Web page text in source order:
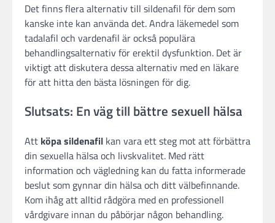
Det finns flera alternativ till sildenafil för dem som
kanske inte kan använda det. Andra läkemedel som
tadalafil och vardenafil är också populära
behandlingsalternativ för erektil dysfunktion. Det är
viktigt att diskutera dessa alternativ med en läkare
för att hitta den bästa lösningen för dig.
Slutsats: En väg till bättre sexuell hälsa
Att köpa sildenafil kan vara ett steg mot att förbättra
din sexuella hälsa och livskvalitet. Med rätt
information och vägledning kan du fatta informerade
beslut som gynnar din hälsa och ditt välbefinnande.
Kom ihåg att alltid rådgöra med en professionell
vårdgivare innan du påbörjar någon behandling.